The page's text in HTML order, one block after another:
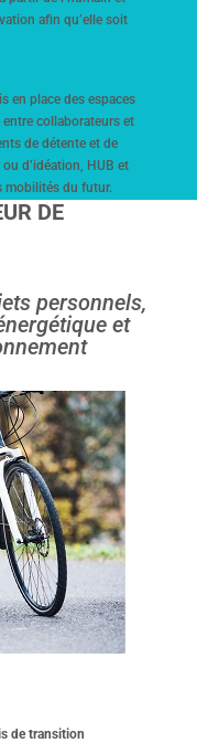
afin qu’elle soit
en place des espaces
collaborateurs et
de détente et de
d’idéation, HUB et
mobilités du futur.
DE
personnels,
et
de transition